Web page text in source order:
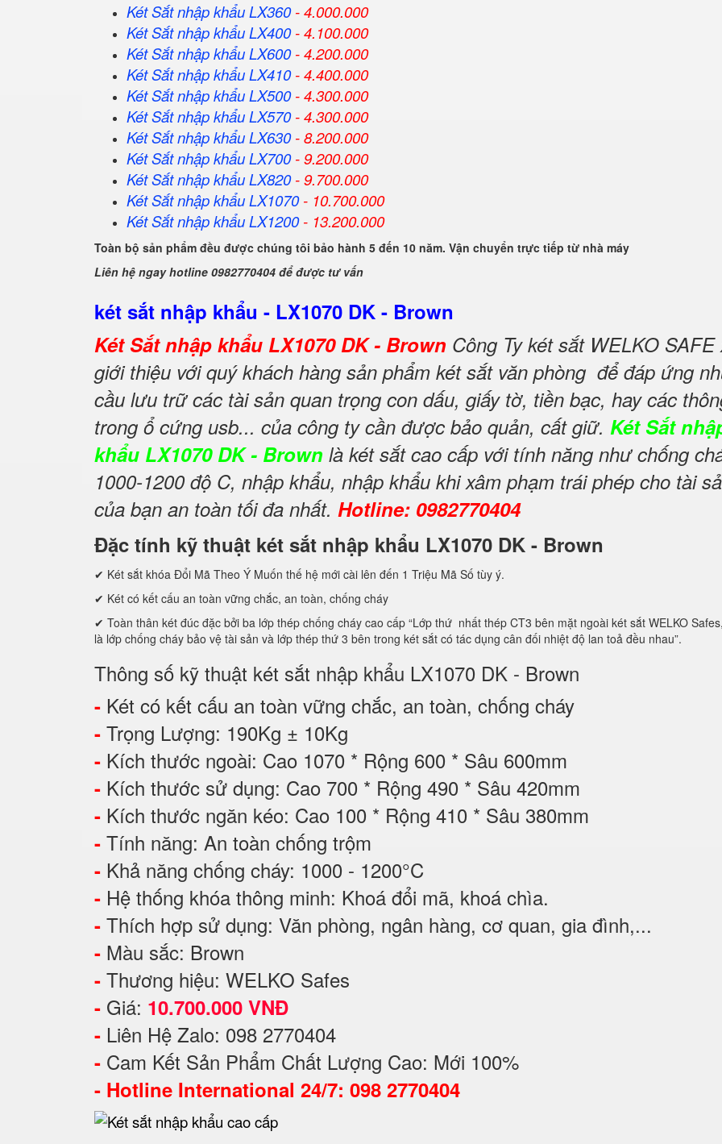
Két Sắt nhập khẩu LX360- 4.000.000
Két Sắtnhập khẩuLX400- 4.100.000
Két Sắtnhập khẩuLX600- 4.200.000
Két Sắtnhập khẩuLX410- 4.400.000
Két Sắtnhập khẩuLX500- 4.300.000
Két Sắtnhập khẩuLX570- 4.300.000
Két Sắtnhập khẩuLX630- 8.200.000
Két Sắtnhập khẩuLX700- 9.200.000
Két Sắtnhập khẩuLX820- 9.700.000
Két Sắtnhập khẩuLX1070- 10.700.000
Két Sắtnhập khẩuLX1200- 13.200.000
Toàn bộ sản phẩm đều được chúng tôi bảo hành 5 đến 10 năm. Vận chuyển trực tiếp từ nhà máy
Liên hệ ngay hotline 0982770404 để được tư vấn
két sắt nhập khẩu - LX1070 DK - Brown
Két Sắt nhập khẩu LX1070 DK - Brown Công Ty két sắt WELKO SAFE
giới thiệu với quý khách hàng sản phẩm két sắt văn phòng để đáp ứng
cầu lưu trữ các tài sản quan trọng con dấu, giấy tờ, tiền bạc, hay các
trong ổ cứng usb... của công ty cần được bảo quản, cất giữ. Két Sắt
khẩu LX1070 DK - Brown là két sắt cao cấp với tính năng như chống
1000-1200 độ C, nhập khẩu, nhập khẩu khi xâm phạm trái phép cho tài
của bạn an toàn tối đa nhất. Hotline: 0982770404
Đặc tính kỹ thuật két sắt nhập khẩu LX1070 DK - Brown
✔ Két sắt khóa Đổi Mã Theo Ý Muốn thế hệ mới cài lên đến 1 Triệu Mã Số tùy ý.
✔ Két có kết cấu an toàn vững chắc, an toàn, chống cháy
✔ Toàn thân két đúc đặc bởi ba lớp thép chống cháy cao cấp “Lớp thứ nhất thép CT3 bên mặt ngoài két sắt WELKO
là lớp chống cháy bảo vệ tài sản và lớp thép thứ 3 bên trong két sắt có tác dụng cân đối nhiệt độ lan toả đều nhau”.
Thông số kỹ thuật két sắt nhập khẩu LX1070 DK - Brown
- Két có kết cấu an toàn vững chắc, an toàn, chống cháy
- Trọng Lượng: 190Kg ± 10Kg
- Kích thước ngoài: Cao 1070 * Rộng 600 * Sâu 600mm
- Kích thước sử dụng: Cao 700 * Rộng 490 * Sâu 420mm
- Kích thước ngăn kéo: Cao 100 * Rộng 410 * Sâu 380mm
- Tính năng: An toàn chống trộm
- Khả năng chống cháy: 1000 - 1200°C
- Hệ thống khóa thông minh: Khoá đổi mã, khoá chìa.
- Thích hợp sử dụng: Văn phòng, ngân hàng, cơ quan, gia đình,...
- Màu sắc: Brown
- Thương hiệu: WELKO Safes
- Giá: 10.700.000 VNĐ
- Liên Hệ Zalo: 098 2770404
- Cam Kết Sản Phẩm Chất Lượng Cao: Mới 100%
- Hotline International 24/7: 098 2770404